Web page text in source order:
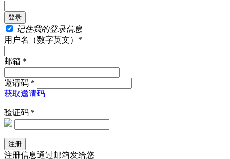
记住我的登录信息
用户名（数字英文）*
邮箱 *
邀请码 *
获取邀请码
验证码 *
注册信息通过邮箱发给您